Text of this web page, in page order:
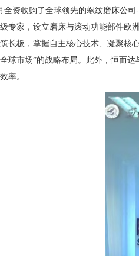
全资收购了全球领先的螺纹磨床公司
专家，设立磨床与滚动功能部件欧
长板，掌握自主核心技术、凝聚核
球市场”的战略布局。此外，恒而
率。